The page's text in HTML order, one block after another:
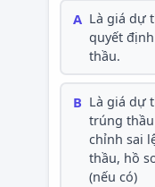
A Là giá dự
quyết
thầu.
B Là giá dự
trúng
chỉnh sai
thầu, hồ
(nếu có)